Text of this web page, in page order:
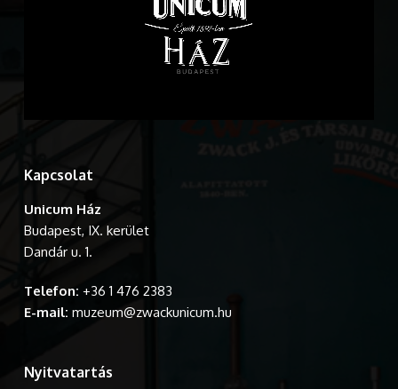
Kapcsolat
Unicum Ház
Budapest, IX. kerület
Dandár u. 1.
Telefon: +36 1 476 2383
E-mail: muzeum@zwackunicum.hu
Nyitvatartás